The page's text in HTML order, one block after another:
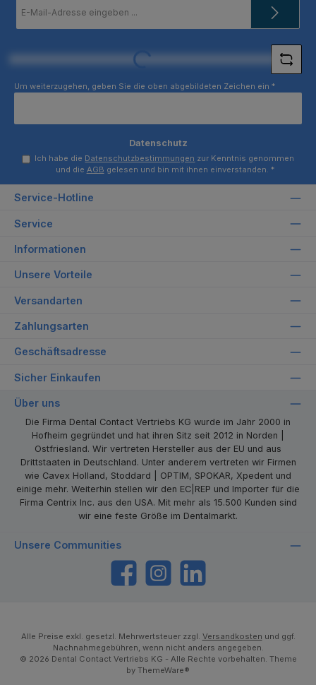
Mail-
Loading...
Um weiterzugehen, geben Sie die oben abgebildeten Zeichen ein *
Datenschutz
Ich habe die Datenschutzbestimmungen zur Kenntnis genommen
und die AGB gelesen und bin mit ihnen einverstanden. *
Service-Hotline
Service
Informationen
Unsere Vorteile
Versandarten
Zahlungsarten
Geschäftsadresse
Sicher Einkaufen
Über uns
Die Firma Dental Contact Vertriebs KG wurde im Jahr 2000 in
Hofheim gegründet und hat ihren Sitz seit 2012 in Norden |
Ostfriesland. Wir vertreten Hersteller aus der EU und aus
Drittstaaten in Deutschland. Unter anderem vertreten wir Firmen
wie Cavex Holland, Stoddard | OPTIM, SPOKAR, Xpedent und
einige mehr. Weiterhin stellen wir den EC|REP und Importer für die
Firma Centrix Inc. aus den USA. Mit mehr als 15.500 Kunden sind
wir eine feste Größe im Dentalmarkt.
Unsere Communities
https://www.facebook.com/dentalcontact
Instagram
Alle Preise exkl. gesetzl. Mehrwertsteuer zzgl. Versandkosten und ggf.
Nachnahmegebühren, wenn nicht anders angegeben.
© 2026 Dental Contact Vertriebs KG - Alle Rechte vorbehalten. Theme
by ThemeWare®